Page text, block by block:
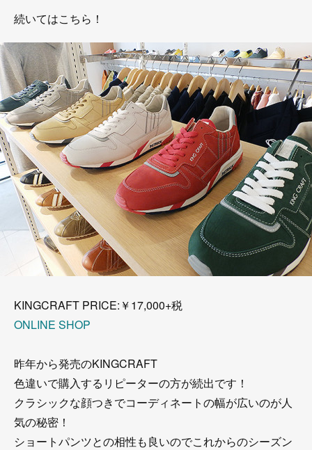
続いてはこちら！
KINGCRAFT PRICE:￥17,000+税
ONLINE SHOP
昨年から発売のKINGCRAFT
色違いで購入するリピーターの方が続出です！
クラシックな顔つきでコーディネートの幅が広いのが人
気の秘密！
ショートパンツとの相性も良いのでこれからのシーズン